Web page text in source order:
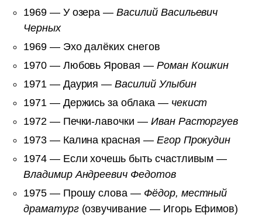
1969 — У озера —Василий Васильевич
Черных
1969 — Эхо далёких снегов
1970 — Любовь Яровая — Роман Кошкин
1971 — Даурия —Василий Улыбин
1971 — Держись за облака — чекист
1972 — Печки-лавочки — Иван Расторгуев
1973 — Калина красная — Егор Прокудин
1974 — Если хочешь быть счастливым —
Владимир Андреевич Федотов
1975 — Прошу слова — Фёдор, местный
драматург(озвучивание — Игорь Ефимов)